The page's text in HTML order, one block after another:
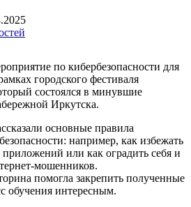
по кибербезопасности для
городского фестиваля
состоялся в минувшие
Иркутска.
основные правила
например, как избежать
или как оградить себя и
мошенников.
помогла закрепить полученные
обучения интересным.